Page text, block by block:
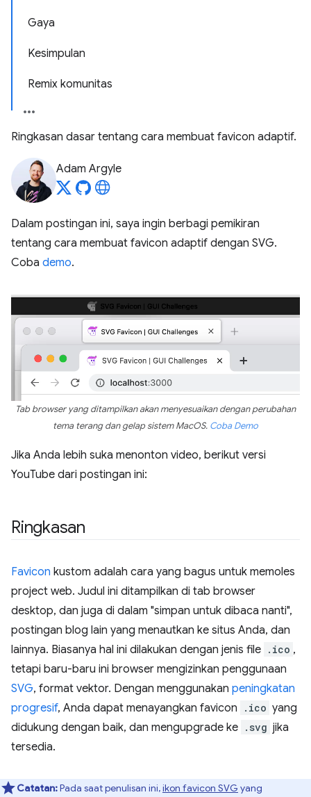
Gaya
Kesimpulan
Remix komunitas
Ringkasan dasar tentang cara membuat favicon adaptif.
Adam Argyle
Dalam postingan ini, saya ingin berbagi pemikiran
tentang cara membuat favicon adaptif dengan SVG.
Coba demo.
Tab browser yang ditampilkan akan menyesuaikan dengan perubahan
tema terang dan gelap sistem MacOS. Coba Demo
Jika Anda lebih suka menonton video, berikut versi
YouTube dari postingan ini:
Ringkasan
Favicon kustom adalah cara yang bagus untuk memoles
project web. Judul ini ditampilkan di tab browser
desktop, dan juga di dalam "simpan untuk dibaca nanti",
postingan blog lain yang menautkan ke situs Anda, dan
lainnya. Biasanya hal ini dilakukan dengan jenis file .ico ,
tetapi baru-baru ini browser mengizinkan penggunaan
SVG, format vektor. Dengan menggunakan peningkatan
progresif, Anda dapat menayangkan favicon .ico yang
didukung dengan baik, dan mengupgrade ke .svg jika
tersedia.
Catatan:Pada saat penulisan ini,ikon favicon SVG yang